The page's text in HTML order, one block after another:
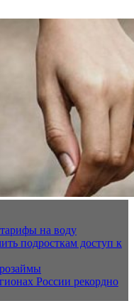
на воду
подросткам доступ к
России рекордно